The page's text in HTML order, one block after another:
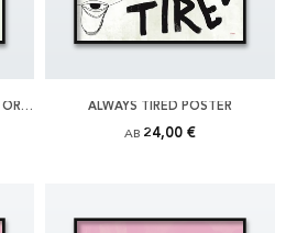
ALLA SVENSKA SOMMARSAKER, ORIGINAL POSTER
ALWAYS TIRED POSTER
AB 24,00 €